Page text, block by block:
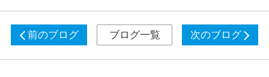
前のブログ ブログ一覧 次のブログ